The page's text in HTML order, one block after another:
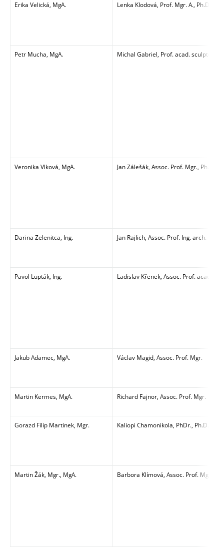
Erika Velická, MgA. Lenka Klodová, Prof. Mgr. A., Ph.D.
Petr Mucha, MgA. Michal Gabriel, Prof. acad. sculptor
Veronika Vlková, MgA. Jan Zálešák, Assoc. Prof. Mgr., Ph.D.
Darina Zelenitca, Ing. Jan Rajlich, Assoc. Prof. Ing. arch.
Pavol Lupták, Ing. Ladislav Křenek, Assoc. Prof. acad.
Jakub Adamec, MgA. Václav Magid, Assoc. Prof. Mgr.
Martin Kermes, MgA. Richard Fajnor, Assoc. Prof. Mgr.
Gorazd Filip Martinek, Mgr. Kaliopi Chamonikola, PhDr., Ph.D.
Martin Žák, Mgr., MgA. Barbora Klímová, Assoc. Prof. MgA.,